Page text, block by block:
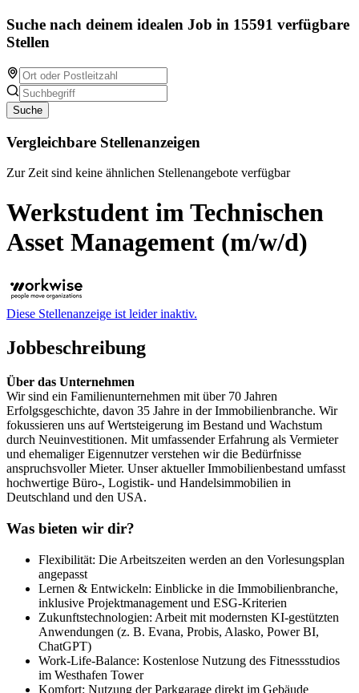
Suche nach deinem idealen Job in 15591 verfügbare
Stellen
Suche
Vergleichbare Stellenanzeigen
Zur Zeit sind keine ähnlichen Stellenangebote verfügbar
Werkstudent im Technischen
Asset Management (m/w/d)
Diese Stellenanzeige ist leider inaktiv.
Jobbeschreibung
Über das Unternehmen
Wir sind ein Familienunternehmen mit über 70 Jahren
Erfolgsgeschichte, davon 35 Jahre in der Immobilienbranche. Wir
fokussieren uns auf Wertsteigerung im Bestand und Wachstum
durch Neuinvestitionen. Mit umfassender Erfahrung als Vermieter
und ehemaliger Eigennutzer verstehen wir die Bedürfnisse
anspruchsvoller Mieter. Unser aktueller Immobilienbestand umfasst
hochwertige Büro-, Logistik- und Handelsimmobilien in
Deutschland und den USA.
Was bieten wir dir?
Flexibilität: Die Arbeitszeiten werden an den Vorlesungsplan
angepasst
Lernen & Entwickeln: Einblicke in die Immobilienbranche,
inklusive Projektmanagement und ESG-Kriterien
Zukunftstechnologien: Arbeit mit modernsten KI-gestützten
Anwendungen (z. B. Evana, Probis, Alasko, Power BI,
ChatGPT)
Work-Life-Balance: Kostenlose Nutzung des Fitnessstudios
im Westhafen Tower
Komfort: Nutzung der Parkgarage direkt im Gebäude